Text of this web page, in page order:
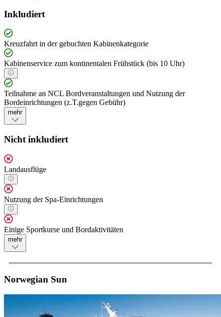
Inkludiert
Kreuzfahrt in der gebuchten Kabinenkategorie
Kabinenservice zum kontinentalen Frühstück (bis 10 Uhr)
Teilnahme an NCL Bordveranstaltungen und Nutzung der
Bordeinrichtungen (z.T.gegen Gebühr)
mehr
Nicht inkludiert
Landausflüge
Nutzung der Spa-Einrichtungen
Einige Sportkurse und Bordaktivitäten
mehr
Norwegian Sun